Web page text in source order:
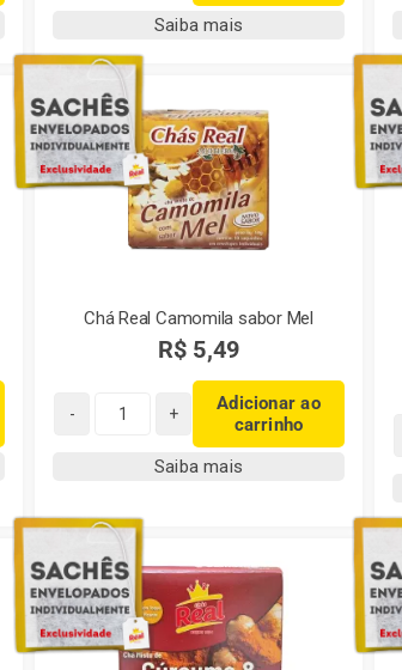
Real
Descanso
quantidade
Saiba mais
Chá Real Camomila sabor Mel
R$ 5,49
Chá
Real
sabor
Mel
quantidade
Adicionar ao
carrinho
Saiba mais